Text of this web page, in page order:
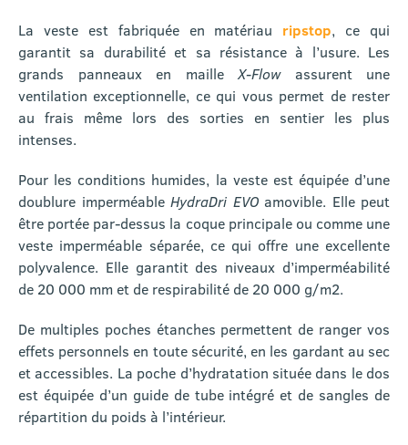
La veste est fabriquée en matériau ripstop, ce qui
garantit sa durabilité et sa résistance à l’usure. Les
grands panneaux en maille X-Flowassurent une
ventilation exceptionnelle, ce qui vous permet de rester
au frais même lors des sorties en sentier les plus
intenses.
Pour les conditions humides, la veste est équipée d’une
doublure imperméable HydraDri EVOamovible. Elle peut
être portée par-dessus la coque principale ou comme une
veste imperméable séparée, ce qui offre une excellente
polyvalence. Elle garantit des niveaux d’imperméabilité
de 20 000 mm et de respirabilité de 20 000 g/m2.
De multiples poches étanches permettent de ranger vos
effets personnels en toute sécurité, en les gardant au sec
et accessibles. La poche d’hydratation située dans le dos
est équipée d’un guide de tube intégré et de sangles de
répartition du poids à l’intérieur.